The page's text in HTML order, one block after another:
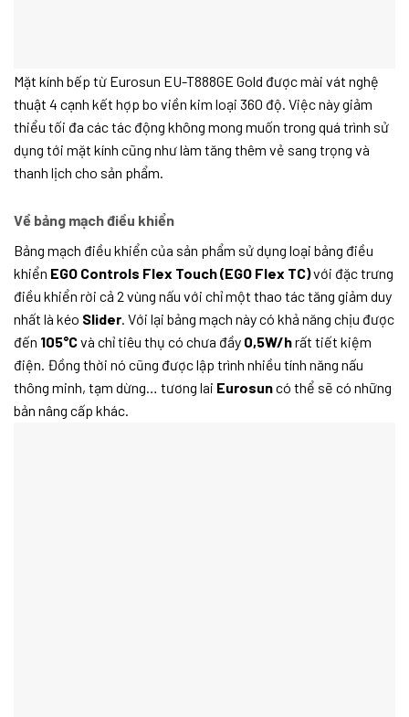
Mặt kính bếp từ Eurosun EU-T888GE Gold được mài vát nghệ
thuật 4 cạnh kết hợp bo viền kim loại 360 độ. Việc này giảm
thiểu tối đa các tác động không mong muốn trong quá trình sử
dụng tới mặt kính cũng như làm tăng thêm vẻ sang trọng và
thanh lịch cho sản phẩm.
Về bảng mạch điều khiển
Bảng mạch điều khiển của sản phẩm sử dụng loại bảng điều
khiển EGO Controls Flex Touch(EGO Flex TC)với đặc trưng
điều khiển rời cả 2 vùng nấu với chỉ một thao tác tăng giảm duy
nhất là kéo Slider. Với lại bảng mạch này có khả năng chịu được
đến 105°Cvà chỉ tiêu thụ có chưa đầy 0,5W/hrất tiết kiệm
điện. Đồng thời nó cũng được lập trình nhiều tính năng nấu
thông minh, tạm dừng… tương lai Eurosuncó thể sẽ có những
bản nâng cấp khác.